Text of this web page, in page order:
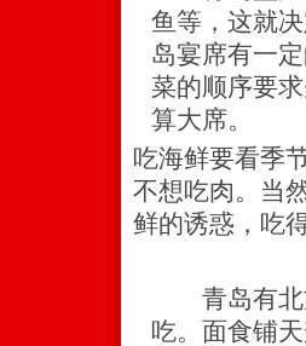
鱼等，这就
岛宴席有一
菜的顺序要
算大席。
吃海鲜要看季
不想吃肉。当
鲜的诱惑，吃
青岛有北
吃。面食铺